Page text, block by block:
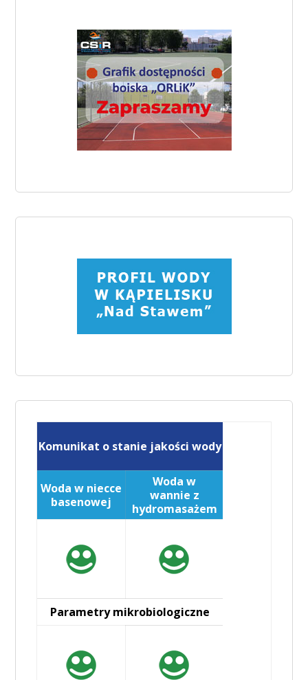
Komunikat o stanie jakości wody
Woda w niecce
basenowej
Woda w
wannie z
hydromasażem
Parametry mikrobiologiczne